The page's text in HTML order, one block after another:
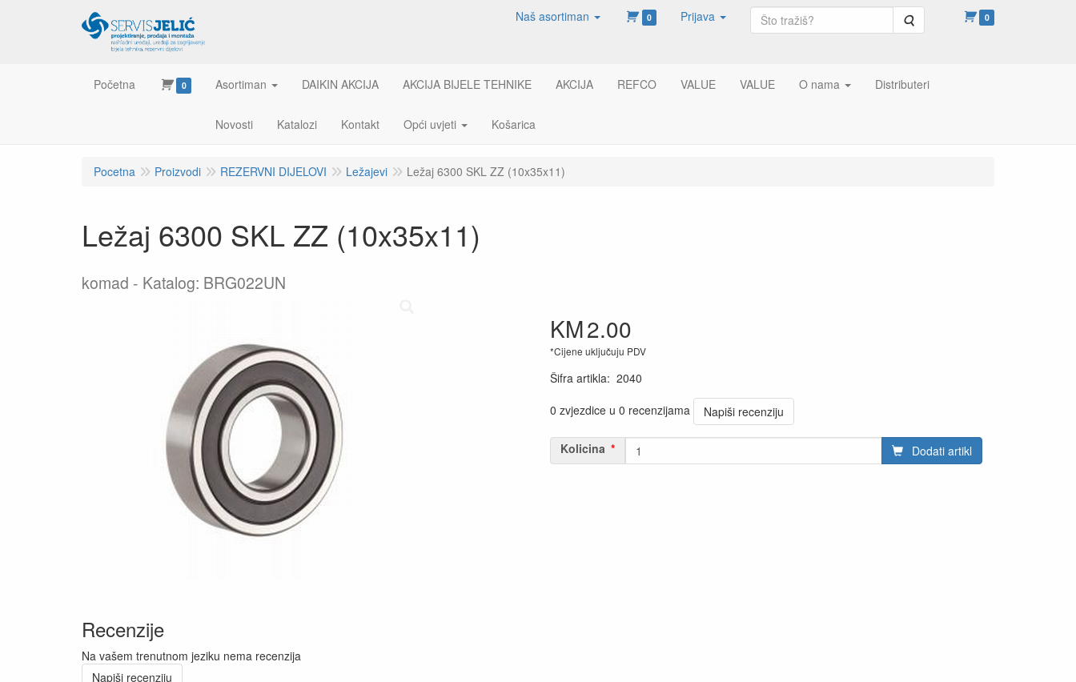
Naš asortiman 0 Prijava Pretraga 0
Početna 0 Asortiman DAIKIN AKCIJA AKCIJA BIJELE TEHNIKE AKCIJA REFCO VALUE VALUE O nama Distributeri
Novosti Katalozi Kontakt Opći uvjeti Košarica
Pocetna Proizvodi REZERVNI DIJELOVI Ležajevi Ležaj 6300 SKL ZZ (10x35x11)
Ležaj 6300 SKL ZZ (10x35x11)
komad Katalog: BRG022UN
KM2.00
*Cijene uključuju PDV
Šifra artikla: 2040
0 zvjezdice u 0 recenzijama
Napiši recenziju
Kolicina Dodati artikl
Recenzije
Na vašem trenutnom jeziku nema recenzija
Napiši recenziju